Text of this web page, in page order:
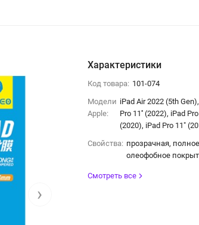
›
Характеристики
Код товара: 101-074
Модели
Apple:
iPad Air 2022 (5th
Pro 11'' (2022), iPad
(2020), iPad Pro 11"
Свойства: прозрачная,
олеофобное
Смотреть все